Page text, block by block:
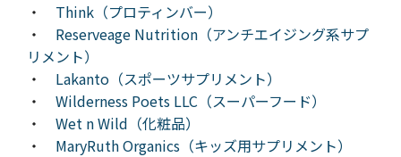
・ Think（プロティンバー）
・ Reserveage Nutrition（アンチエイジング系サプ
リメント）
・ Lakanto（スポーツサプリメント）
・ Wilderness Poets LLC（スーパーフード）
・ Wet n Wild（化粧品）
・ MaryRuth Organics（キッズ用サプリメント）